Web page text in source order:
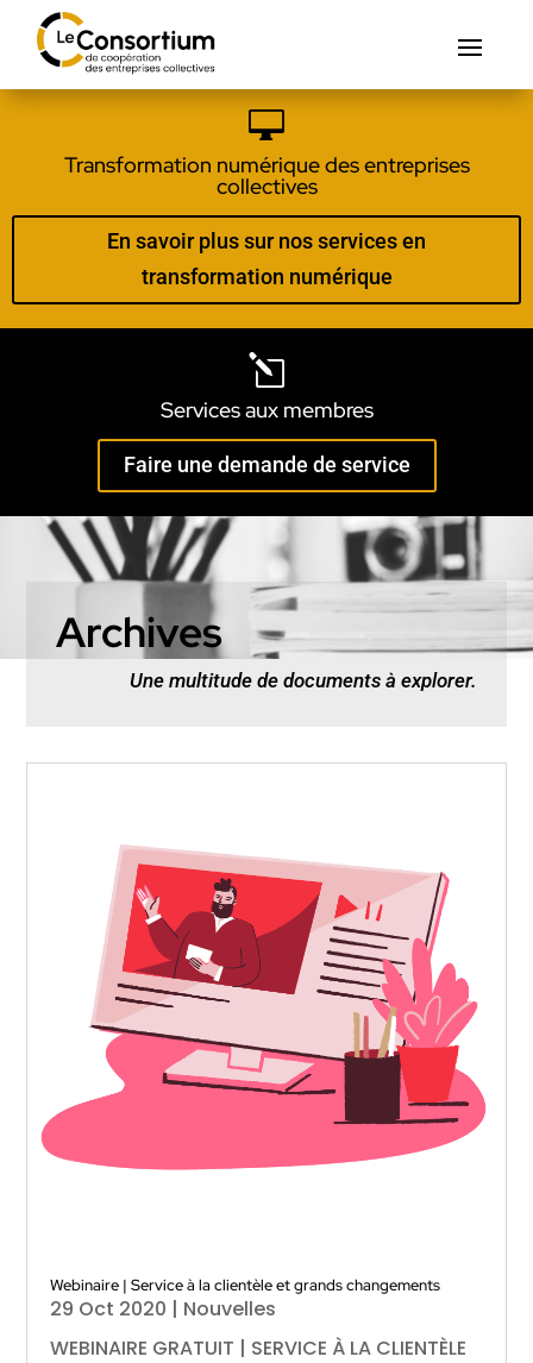

Transformation numérique des entreprises
collectives
En savoir plus sur nos services en
transformation numérique
l
Services aux membres
Faire une demande de service
Archives
Une multitude de documents à explorer.
Webinaire | Service à la clientèle et grands changements
29 Oct 2020 | Nouvelles
WEBINAIRE GRATUIT | SERVICE À LA CLIENTÈLE